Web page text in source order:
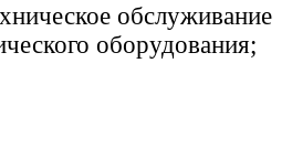
обслуживание
оборудования;